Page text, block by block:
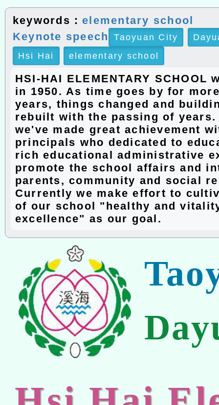
keywords： elementary school
Keynote speech
Taoyuan City
Hsi Hai
elementary school
HSI-HAI ELEMENTARY SCHOOL
in 1950. As time goes by for
years, things changed and
rebuilt with the passing of years.
we've made great achievement
principals who dedicated to
rich educational administrative
promote the school affairs and
parents, community and social
Currently we make effort to
of our school "healthy and
excellence" as our goal.